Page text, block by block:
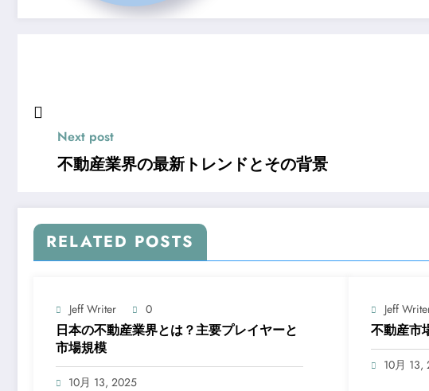
Next post
不動産業界の最新トレンドとその背景
RELATED POSTS
Jeff Writer 0
日本の不動産業界とは？主要プレイヤーと
市場規模
10月 13, 2025
Jeff
不動産市
10月 13,